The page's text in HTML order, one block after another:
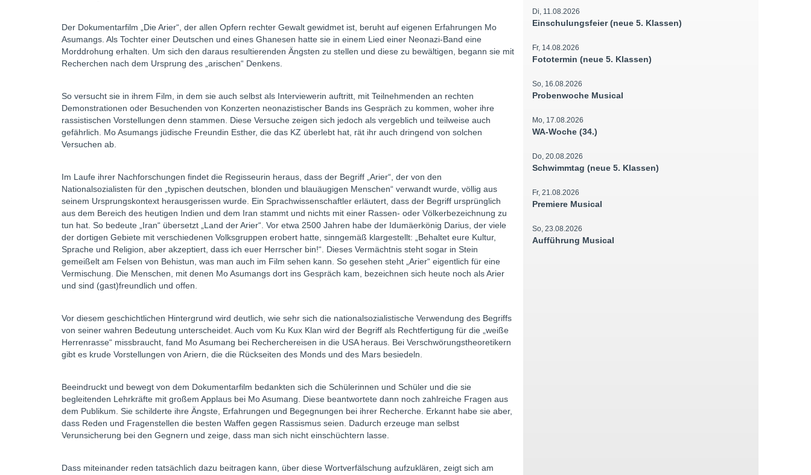
Der Dokumentarfilm „Die Arier“, der allen Opfern rechter Gewalt gewidmet ist, beruht auf eigenen Erfahrungen Mo
Asumangs. Als Tochter einer Deutschen und eines Ghanesen hatte sie in einem Lied einer Neonazi-Band eine
Morddrohung erhalten. Um sich den daraus resultierenden Ängsten zu stellen und diese zu bewältigen, begann sie mit
Recherchen nach dem Ursprung des „arischen“ Denkens.
So versucht sie in ihrem Film, in dem sie auch selbst als Interviewerin auftritt, mit Teilnehmenden an rechten
Demonstrationen oder Besuchenden von Konzerten neonazistischer Bands ins Gespräch zu kommen, woher ihre
rassistischen Vorstellungen denn stammen. Diese Versuche zeigen sich jedoch als vergeblich und teilweise auch
gefährlich. Mo Asumangs jüdische Freundin Esther, die das KZ überlebt hat, rät ihr auch dringend von solchen
Versuchen ab.
Im Laufe ihrer Nachforschungen findet die Regisseurin heraus, dass der Begriff „Arier“, der von den
Nationalsozialisten für den „typischen deutschen, blonden und blauäugigen Menschen“ verwandt wurde, völlig aus
seinem Ursprungskontext herausgerissen wurde. Ein Sprachwissenschaftler erläutert, dass der Begriff ursprünglich
aus dem Bereich des heutigen Indien und dem Iran stammt und nichts mit einer Rassen- oder Völkerbezeichnung zu
tun hat. So bedeute „Iran“ übersetzt „Land der Arier“. Vor etwa 2500 Jahren habe der Idumäerkönig Darius, der viele
der dortigen Gebiete mit verschiedenen Volksgruppen erobert hatte, sinngemäß klargestellt: „Behaltet eure Kultur,
Sprache und Religion, aber akzeptiert, dass ich euer Herrscher bin!“. Dieses Vermächtnis steht sogar in Stein
gemeißelt am Felsen von Behistun, was man auch im Film sehen kann. So gesehen steht „Arier“ eigentlich für eine
Vermischung. Die Menschen, mit denen Mo Asumangs dort ins Gespräch kam, bezeichnen sich heute noch als Arier
und sind (gast)freundlich und offen.
Vor diesem geschichtlichen Hintergrund wird deutlich, wie sehr sich die nationalsozialistische Verwendung des Begriffs
von seiner wahren Bedeutung unterscheidet. Auch vom Ku Kux Klan wird der Begriff als Rechtfertigung für die „weiße
Herrenrasse“ missbraucht, fand Mo Asumang bei Recherchereisen in die USA heraus. Bei Verschwörungstheoretikern
gibt es krude Vorstellungen von Ariern, die die Rückseiten des Monds und des Mars besiedeln.
Beeindruckt und bewegt von dem Dokumentarfilm bedankten sich die Schülerinnen und Schüler und die sie
begleitenden Lehrkräfte mit großem Applaus bei Mo Asumang. Diese beantwortete dann noch zahlreiche Fragen aus
dem Publikum. Sie schilderte ihre Ängste, Erfahrungen und Begegnungen bei ihrer Recherche. Erkannt habe sie aber,
dass Reden und Fragenstellen die besten Waffen gegen Rassismus seien. Dadurch erzeuge man selbst
Verunsicherung bei den Gegnern und zeige, dass man sich nicht einschüchtern lasse.
Dass miteinander reden tatsächlich dazu beitragen kann, über diese Wortverfälschung aufzuklären, zeigt sich am
Di, 11.08.2026
Einschulungsfeier (neue 5. Klassen)
Fr, 14.08.2026
Fototermin (neue 5. Klassen)
So, 16.08.2026
Probenwoche Musical
Mo, 17.08.2026
WA-Woche (34.)
Do, 20.08.2026
Schwimmtag (neue 5. Klassen)
Fr, 21.08.2026
Premiere Musical
So, 23.08.2026
Aufführung Musical